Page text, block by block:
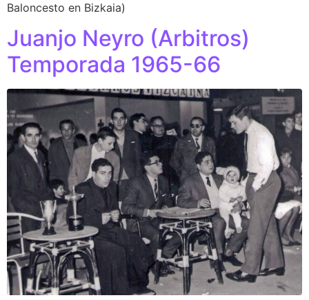
Baloncesto en Bizkaia)
Juanjo Neyro (Arbitros)
Temporada 1965-66